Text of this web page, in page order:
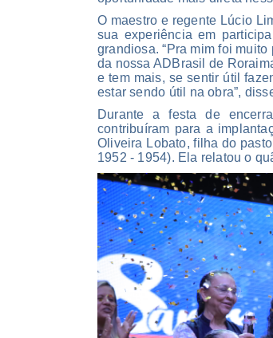
O maestro e regente Lúcio
sua experiência em
grandiosa. “Pra mim foi
da nossa ADBrasil de
e tem mais, se sentir útil
estar sendo útil na obra”,
Durante a festa de
contribuíram para a
Oliveira Lobato, filha do
1952 - 1954). Ela relatou o